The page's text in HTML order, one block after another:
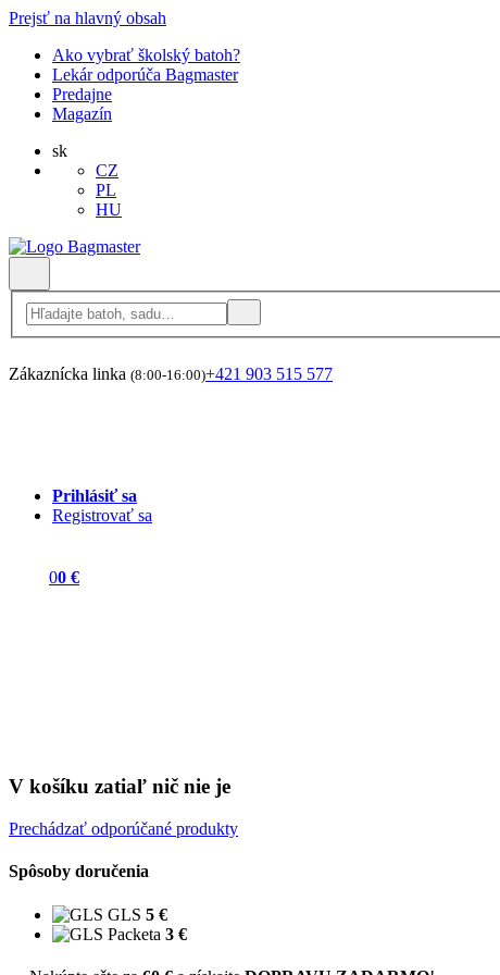
Prejsť na hlavný obsah
Ako vybrať školský batoh?
Lekár odporúča Bagmaster
Predajne
Magazín
sk
CZ
PL
HU
Zákaznícka linka (8:00-16:00)+421 903 515 577
Prihlásiť sa
Registrovať sa
00 €
V košíku zatiaľ nič nie je
Prechádzať odporúčané produkty
Spôsoby doručenia
GLS 5 €
Packeta 3 €